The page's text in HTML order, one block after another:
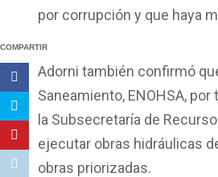
COMPARTIR
por corrupción y que haya
Adorni también confirmó
Saneamiento, ENOHSA,
la Subsecretaría de
ejecutar obras hidráulicas
obras priorizadas.